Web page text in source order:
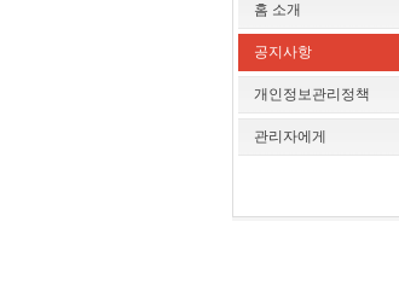
홈 소개
공지사항
개인정보관리정책
관리자에게